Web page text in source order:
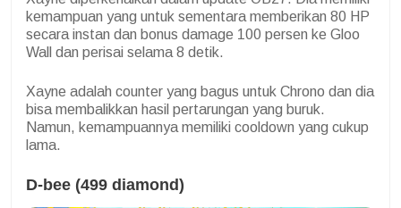
kemampuan yang untuk sementara memberikan 80 HP
secara instan dan bonus damage 100 persen ke Gloo
Wall dan perisai selama 8 detik.
Xayne adalah counter yang bagus untuk Chrono dan dia
bisa membalikkan hasil pertarungan yang buruk.
Namun, kemampuannya memiliki cooldown yang cukup
lama.
D-bee (499 diamond)